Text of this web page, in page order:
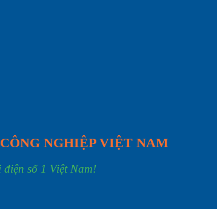
NGHIỆP VIỆT NAM
số 1 Việt Nam!